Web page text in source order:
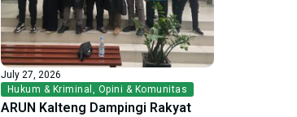
July 27, 2026
Hukum & Kriminal , Opini & Komunitas
ARUN Kalteng Dampingi Rakyat